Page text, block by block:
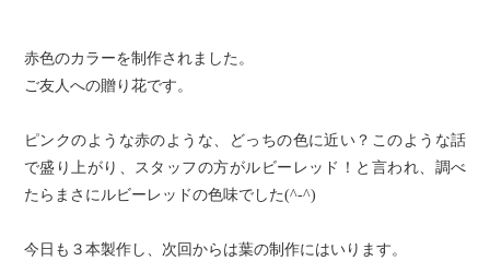
赤色のカラーを制作されました。
ご友人への贈り花です。
ピンクのような赤のような、どっちの色に近い？このような話
で盛り上がり、スタッフの方がルビーレッド！と言われ、調べ
たらまさにルビーレッドの色味でした(^-^)
今日も３本製作し、次回からは葉の制作にはいります。